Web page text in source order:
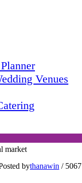
Venues
market
bythanawin / 5067